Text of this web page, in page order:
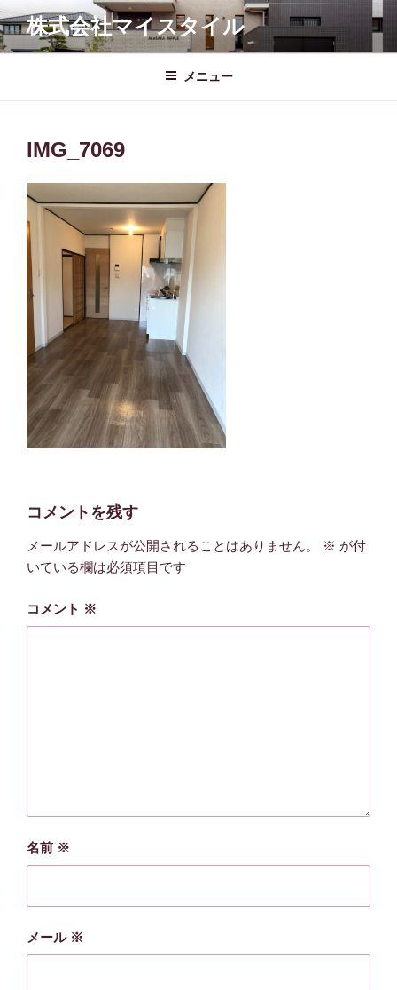
コ
ン
テ
株式会社マイスタイル
メニュー
IMG_7069
コメントを残す
メールアドレスが公開されることはありません。 ※ が付
いている欄は必須項目です
コメント ※
名前 ※
メール ※